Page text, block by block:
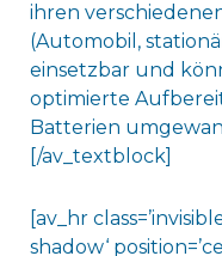
ihren
(Automobil,
einsetzbar und
optimierte
Batterien
[/av_textblock]
[av_hr
shadow‘